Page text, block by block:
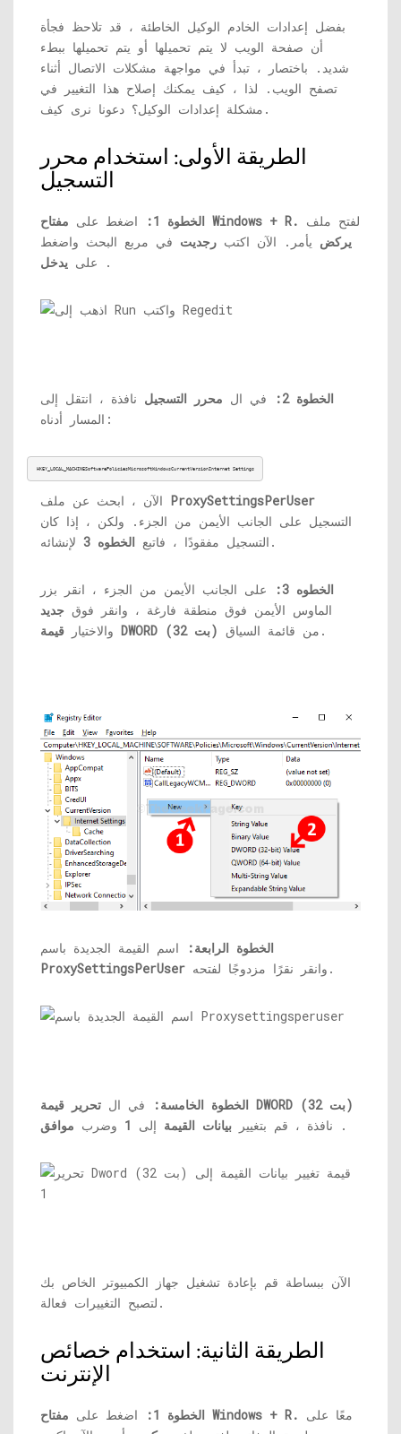
بفضل إعدادات الخادم الوكيل الخاطئة ، قد تلاحظ فجأة
أن صفحة الويب لا يتم تحميلها أو يتم تحميلها ببطء
شديد. باختصار ، تبدأ في مواجهة مشكلات الاتصال أثناء
تصفح الويب. لذا ، كيف يمكنك إصلاح هذا التغيير في
مشكلة إعدادات الوكيل؟ دعونا نرى كيف.
الطريقة الأولى: استخدام محرر
التسجيل
الخطوة 1: اضغط على مفتاح Windows + R. لفتح ملف
يركض يأمر. الآن اكتب رجديت في مربع البحث واضغط
على يدخل .
الخطوة 2: في ال محرر التسجيل نافذة ، انتقل إلى
المسار أدناه:
HKEY_LOCAL_MACHINESoftwarePoliciesMicrosoftWindowsCurrentVersionInternet Settings
ProxySettingsPerUser
التسجيل على الجانب الأيمن من الجزء. ولكن ، إذا كان
التسجيل مفقودًا ، فاتبع الخطوه 3 لإنشائه.
الخطوه 3:
على الجانب الأيمن من الجزء ، انقر بزر
الماوس الأيمن فوق منطقة فارغة ، وانقر فوق جديد
والاختيار
قيمة DWORD (32 بت) من قائمة السياق.
الخطوة الرابعة:
اسم القيمة الجديدة باسم
ProxySettingsPerUser
وانقر نقرًا مزدوجًا لفتحه.
الخطوة الخامسة: في ال
تحرير قيمة DWORD (32 بت)
نافذة ، قم بتغيير بيانات القيمة إلى 1 وضرب موافق .
الآن ببساطة قم بإعادة تشغيل جهاز الكمبيوتر الخاص بك
لتصبح التغييرات فعالة.
الطريقة الثانية: استخدام خصائص
الإنترنت
الخطوة 1: اضغط على مفتاح Windows + R.